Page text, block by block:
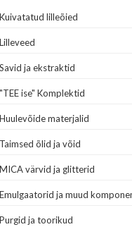
Kuivatatud lilleõied
Lilleveed
Savid ja ekstraktid
"TEE ise" Komplektid
Huulevõide materjalid
Taimsed õlid ja võid
MICA värvid ja glitterid
Emulgaatorid ja muud
Purgid ja toorikud